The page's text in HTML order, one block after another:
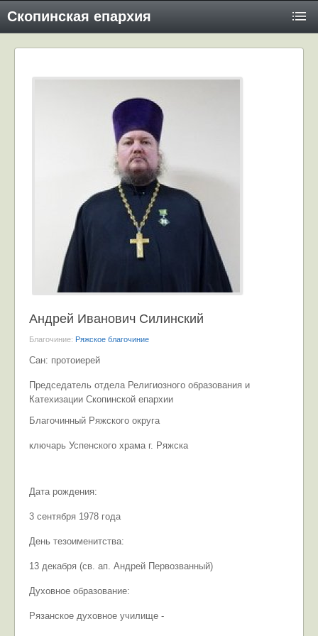
Скопинская епархия
Андрей Иванович Силинский
Благочиние: Ряжское благочиние
Сан: протоиерей
Председатель отдела Религиозного образования и
Катехизации Скопинской епархии
Благочинный Ряжского округа
ключарь Успенского храма г. Ряжска
Дата рождения:
3 сентября 1978 года
День тезоименитства:
13 декабря (св. ап. Андрей Первозванный)
Духовное образование:
Рязанское духовное училище -